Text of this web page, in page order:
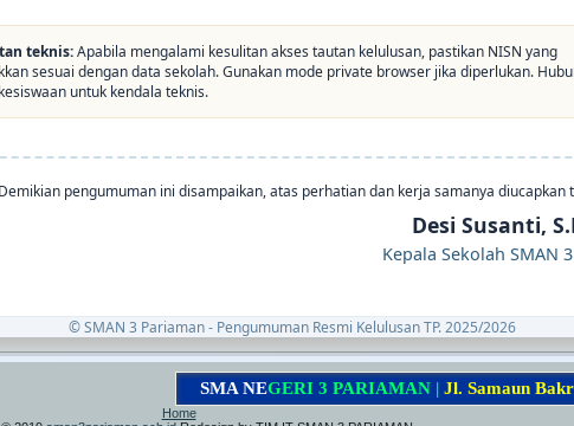
teknis:Apabila mengalami kesulitan akses tautan kelulusan, pastikan NISN yang
sesuai dengan data sekolah. Gunakan mode private browser jika diperlukan.
untuk kendala teknis.
Demikian pengumuman ini disampaikan, atas perhatian dan kerja samanya diucapkan
Desi Susanti,
Kepala Sekolah SMAN
© SMAN 3 Pariaman - Pengumuman Resmi Kelulusan TP. 2025/2026
NEGE RI 3 PAR IAMAN | Jl. Sa maun Bakri No.7
Home